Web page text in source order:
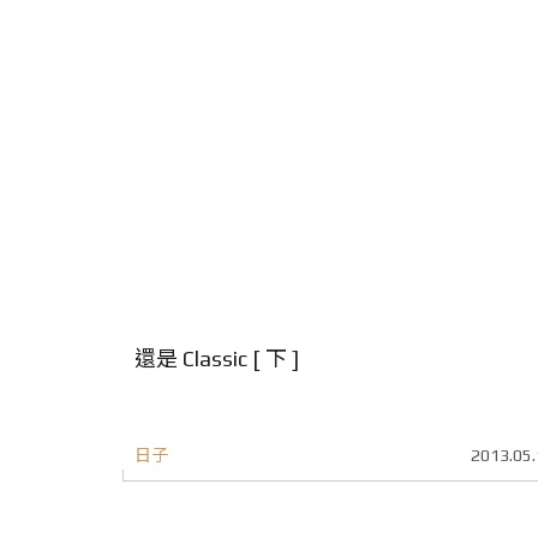
還是 Classic [ 下 ]
日子